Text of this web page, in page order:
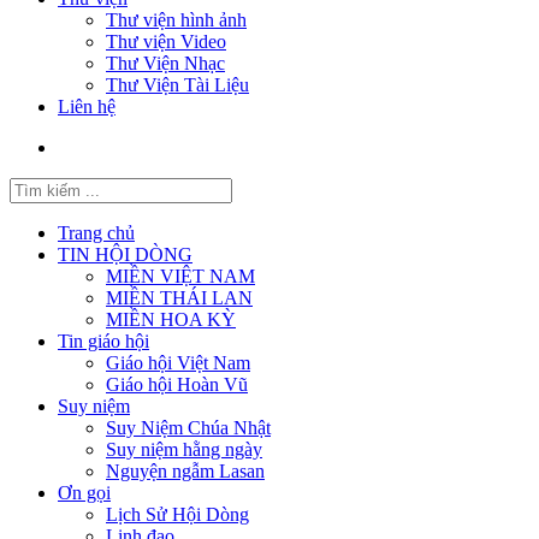
Thư viện hình ảnh
Thư viện Video
Thư Viện Nhạc
Thư Viện Tài Liệu
Liên hệ
Trang chủ
TIN HỘI DÒNG
MIỀN VIỆT NAM
MIỀN THÁI LAN
MIỀN HOA KỲ
Tin giáo hội
Giáo hội Việt Nam
Giáo hội Hoàn Vũ
Suy niệm
Suy Niệm Chúa Nhật
Suy niệm hằng ngày
Nguyện ngẫm Lasan
Ơn gọi
Lịch Sử Hội Dòng